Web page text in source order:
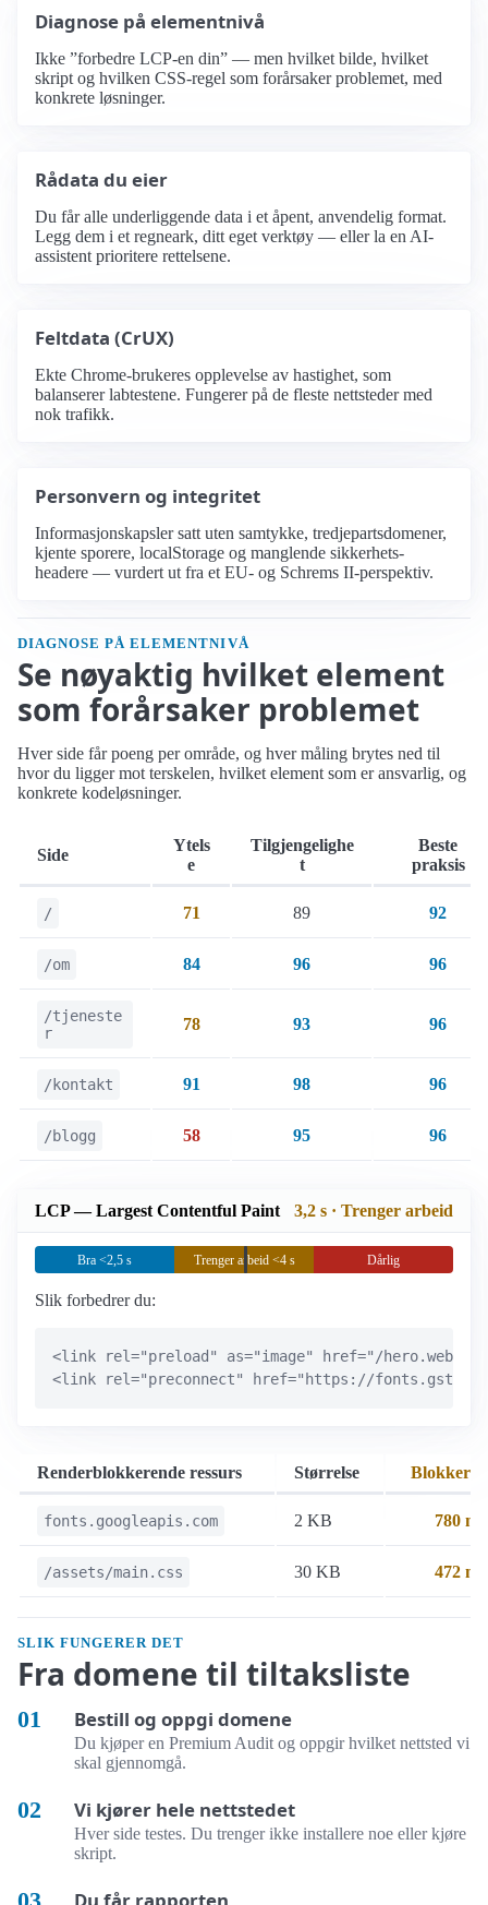
Diagnose på elementnivå
Ikke ”forbedre LCP-en din” — men hvilket bilde, hvilket
skript og hvilken CSS-regel som forårsaker problemet, med
konkrete løsninger.
Rådata du eier
Du får alle underliggende data i et åpent, anvendelig format.
Legg dem i et regneark, ditt eget verktøy — eller la en AI-
assistent prioritere rettelsene.
Feltdata (CrUX)
Ekte Chrome-brukeres opplevelse av hastighet, som
balanserer labtestene. Fungerer på de fleste nettsteder med
nok trafikk.
Personvern og integritet
Informasjonskapsler satt uten samtykke, tredjepartsdomener,
kjente sporere, localStorage og manglende sikkerhets-
headere — vurdert ut fra et EU- og Schrems II-perspektiv.
DIAGNOSE PÅ ELEMENTNIVÅ
Se nøyaktig hvilket element
som forårsaker problemet
Hver side får poeng per område, og hver måling brytes ned til
hvor du ligger mot terskelen, hvilket element som er ansvarlig, og
konkrete kodeløsninger.
Side
Ytels
e
Tilgjengelighe
t
Beste
praksis
/ 71 89 92
/om 84 96 96
/tjeneste
r
78 93 96
/kontakt 91 98 96
/blogg 58 95 96
LCP — Largest Contentful Paint 3,2 s · Trenger arbeid
Bra <2,5 s Trenger arbeid <4 s Dårlig
Slik forbedrer du:
<link rel="preload" as="image" href="/hero.webp">
<link rel="preconnect" href="https://
Renderblokkerende ressurs Størrelse Blokkerer
fonts.googleapis.com 2 KB 780 ms
/assets/main.css 30 KB 472 ms
SLIK FUNGERER DET
Fra domene til tiltaksliste
Bestill og oppgi domene
Du kjøper en Premium Audit og oppgir hvilket nettsted vi
skal gjennomgå.
Vi kjører hele nettstedet
Hver side testes. Du trenger ikke installere noe eller kjøre
skript.